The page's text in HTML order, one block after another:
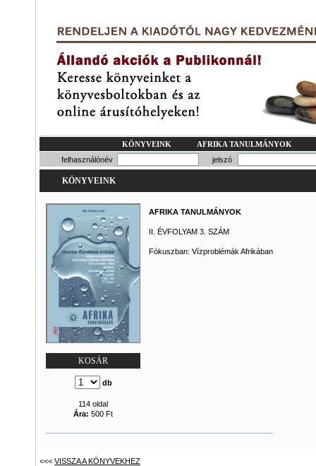
KÖNYVEINK
AFRIKA TANULMÁNYOK
felhasználónév
jelszó
KÖNYVEINK
KOSÁR
db
114 oldal
Ára: 500 Ft
AFRIKA TANULMÁNYOK
II. ÉVFOLYAM 3. SZÁM
Fókuszban: Vízproblémák Afrikában
<<< VISSZA A KÖNYVEKHEZ